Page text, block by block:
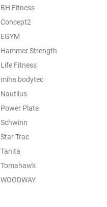
BH Fitness
Concept2
EGYM
Hammer Strength
Life Fitness
miha bodytec
Nautilus
Power Plate
Schwinn
Star Trac
Tanita
Tomahawk
WOODWAY